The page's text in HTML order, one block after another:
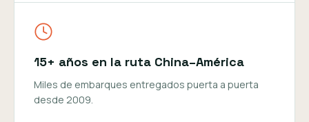
15+ años en la ruta China–América
Miles de embarques entregados puerta a puerta
desde 2009.